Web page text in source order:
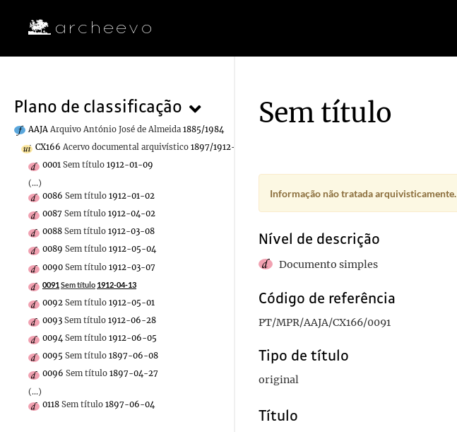
Plano de classificação
AAJA Arquivo António José de Almeida 1885/1984
CX166 Acervo documental arquivístico 1897/1912-06-28
0001 Sem título 1912-01-09
(...)
0086 Sem título 1912-01-02
0087 Sem título 1912-04-02
0088 Sem título 1912-03-08
0089 Sem título 1912-05-04
0090 Sem título 1912-03-07
0091 Sem título 1912-04-13
0092 Sem título 1912-05-01
0093 Sem título 1912-06-28
0094 Sem título 1912-06-05
0095 Sem título 1897-06-08
0096 Sem título 1897-04-27
(...)
0118 Sem título 1897-06-04
Sem título
Informação não tratada arquivisticamente.
Nível de descrição
Documento simples
Código de referência
PT/MPR/AAJA/CX166/0091
Tipo de título
original
Título